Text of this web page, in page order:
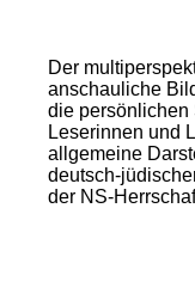
Der
anschauliche
die persönlichen
Leserinnen und
allgemeine
deutsch-
der NS-